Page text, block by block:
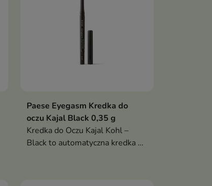
Paese Eyegasm Kredka do
oczu Kajal Black 0,35 g
Kredka do Oczu Kajal Kohl –
Black to automatyczna kredka o